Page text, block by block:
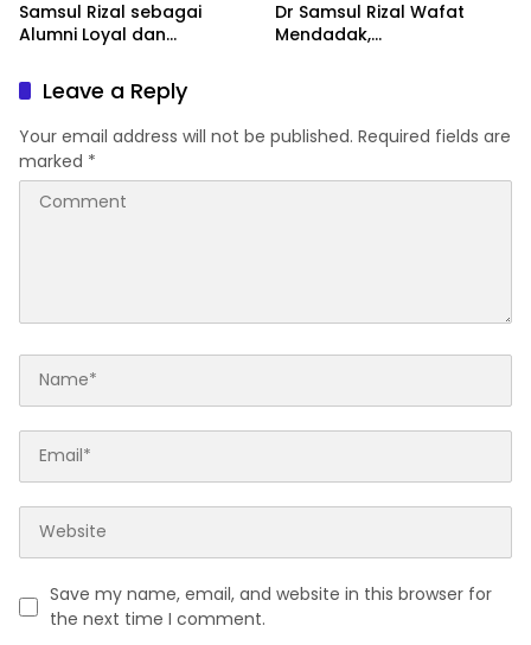
Samsul Rizal sebagai
Alumni Loyal dan
Dr Samsul Rizal Wafat
Mendadak,
Leave a Reply
Your email address will not be published. Required fields are
marked *
Save my name, email, and website in this browser for
the next time I comment.